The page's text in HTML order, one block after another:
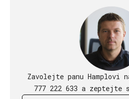
Zavolejte panu
777 222 633 a zeptejte